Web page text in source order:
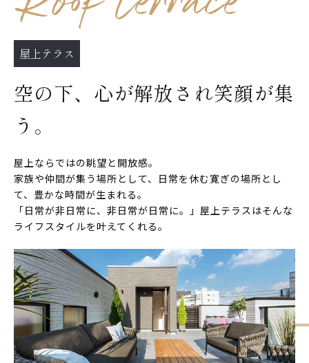
屋上テラス
空の下、心が解放され笑顔が集
う。
屋上ならではの眺望と開放感。
家族や仲間が集う場所として、日常を休む寛ぎの場所とし
て、豊かな時間が生まれる。
「日常が非日常に、非日常が日常に。」屋上テラスはそんな
ライフスタイルを叶えてくれる。